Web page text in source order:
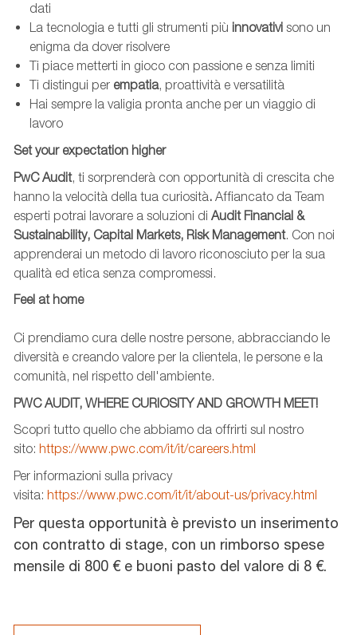
dati
La tecnologia e tutti gli strumenti più innovativisono un
enigma da dover risolvere
Ti piace metterti in gioco con passione e senza limiti
Ti distingui per empatia, proattività e versatilità
Hai sempre la valigia pronta anche per un viaggio di
lavoro
Set your expectation higher
PwC Audit, ti sorprenderà con opportunità di crescita che
hanno la velocità della tua curiosità. Affiancato da Team
esperti potrai lavorare a soluzioni di Audit Financial &
Sustainability, Capital Markets, Risk Management. Con noi
apprenderai un metodo di lavoro riconosciuto per la sua
qualità ed etica senza compromessi.
Feel at home
Ci prendiamo cura delle nostre persone, abbracciando le
diversità e creando valore per la clientela, le persone e la
comunità, nel rispetto dell'ambiente.
PWC AUDIT, WHERE CURIOSITY AND GROWTH MEET!
Scopri tutto quello che abbiamo da offrirti sul nostro
sito: https://www.pwc.com/it/it/careers.html
Per informazioni sulla privacy
visita: https://www.pwc.com/it/it/about-us/privacy.html
Per questa opportunità è previsto un inserimento
con contratto di stage, con un rimborso spese
mensile di 800 € e buoni pasto del valore di 8 €.